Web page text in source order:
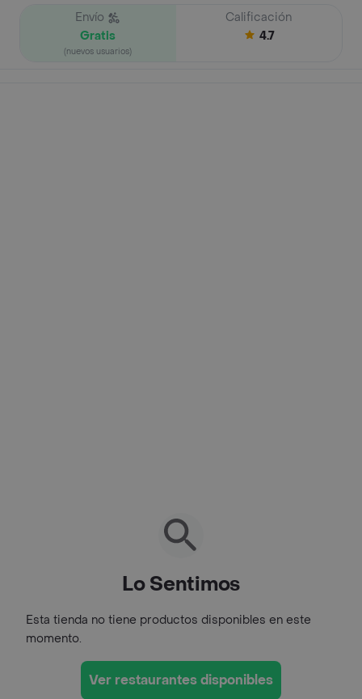
Envío
Gratis
(nuevos usuarios)
Calificación
4.7
Lo Sentimos
Esta tienda no tiene productos disponibles en este
momento.
Ver restaurantes disponibles